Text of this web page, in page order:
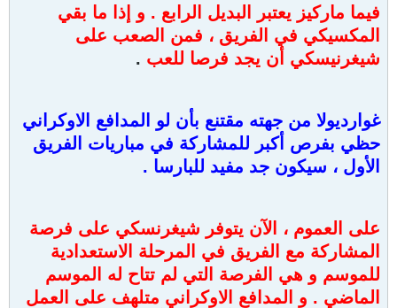
فيما ماركيز يعتبر البديل الرابع . و إذا ما بقي
المكسيكي في الفريق ، فمن الصعب على
شيغرنيسكي أن يجد فرصا للعب .
غوارديولا من جهته مقتنع بأن لو المدافع الاوكراني
حظي بفرص أكبر للمشاركة في مباريات الفريق
الأول ، سيكون جد مفيد للبارسا .
على العموم ، الآن يتوفر شيغرنسكي على فرصة
المشاركة مع الفريق في المرحلة الاستعدادية
للموسم و هي الفرصة التي لم تتاح له الموسم
الماضي . و المدافع الاوكراني متلهف على العمل